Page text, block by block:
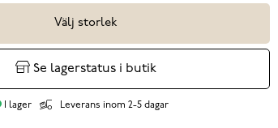
Välj storlek
Se lagerstatus i butik
I lager Leverans inom 2-5 dagar